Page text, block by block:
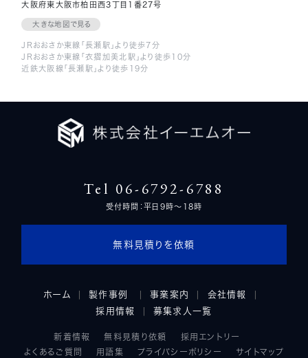
大阪府東大阪市柏田西3丁目1番27号
大きな地図で見る
JRおおさか東線「長瀬駅」より徒歩7分
JRおおさか東線「衣摺加美北駅」より徒歩10分
近鉄大阪線「長瀬駅」より徒歩19分
Tel 06-6792-6788
受付時間：平日9時～18時
無料見積りを依頼
ホーム 製作事例 事業案内
会社情報
採用情報
募集求人一覧
新着情報 無料見積り依頼
採用エントリー
よくあるご質問
用語集 プライバシーポリシー サイトマップ